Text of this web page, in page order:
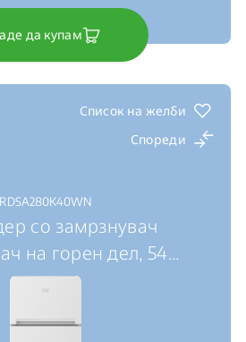
да купам
Список на желби
Спореди
RDSA280K40WN
со замрзнувач
на горен дел, 54…